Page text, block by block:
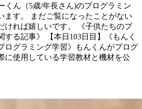
くん（5歳/年長さん)のプログラミン
ます。 まだご覧になったことがない
ければ嬉しいです。 《子供たちのプ
する記事》 【本日103日目】《もんく
ログラミング学習》もんくんがプログ
に使用している学習教材と機材を公